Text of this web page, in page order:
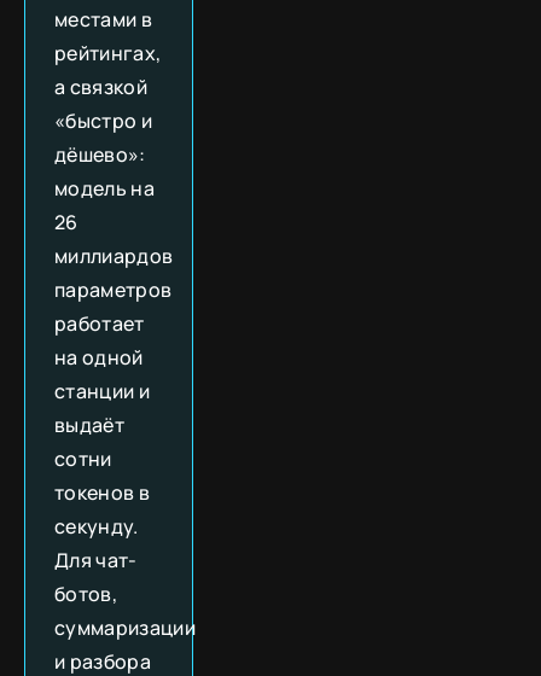
местами в
рейтингах,
а связкой
«быстро и
дёшево»:
модель на
26
миллиардов
параметров
работает
на одной
станции и
выдаёт
сотни
токенов в
секунду.
Для чат-
ботов,
суммаризации
и разбора